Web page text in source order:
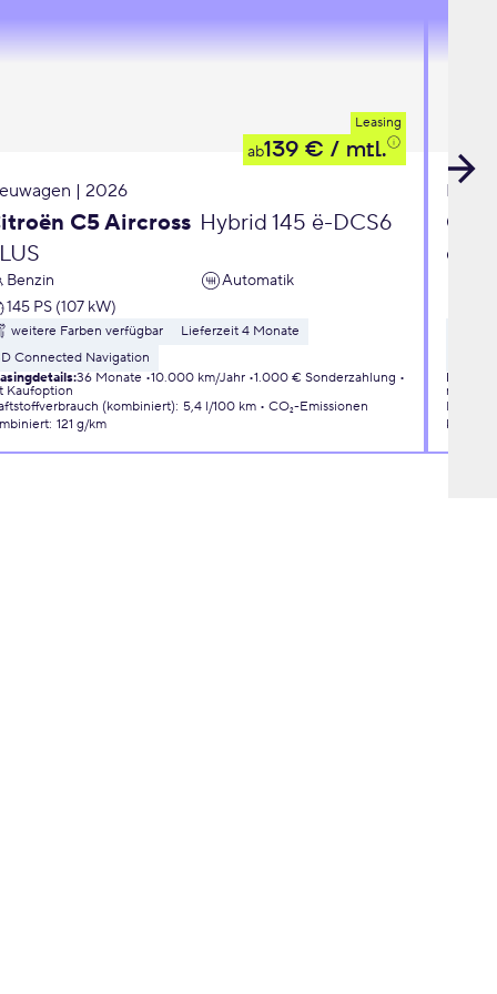
Leasing
ab139 € / mtl.
| 2026
C5 Aircross Hybrid 145 ë-DCS6
Benzin
Automatik
145 PS (107 kW)
weitere Farben verfügbar
Lieferzeit 4 Monate
Connected Navigation
:36 Monate 10.000 km/Jahr 1.000 € Sonderzahlung
Kaufoption
(kombiniert): 5,4 l/100 km
CO₂-Emissionen
: 121 g/km
mit